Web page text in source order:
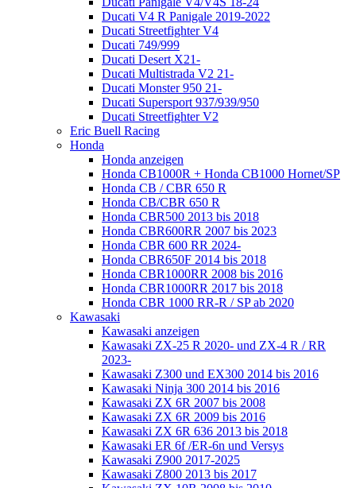
Ducati V4 R Panigale 2019-2022
Ducati Streetfighter V4
Ducati 749/999
Ducati Desert X21-
Ducati Multistrada V2 21-
Ducati Monster 950 21-
Ducati Supersport 937/939/950
Ducati Streetfighter V2
Eric Buell Racing
Honda
Honda anzeigen
Honda CB1000R + Honda CB1000 Hornet/SP
Honda CB / CBR 650 R
Honda CB/CBR 650 R
Honda CBR500 2013 bis 2018
Honda CBR600RR 2007 bis 2023
Honda CBR 600 RR 2024-
Honda CBR650F 2014 bis 2018
Honda CBR1000RR 2008 bis 2016
Honda CBR1000RR 2017 bis 2018
Honda CBR 1000 RR-R / SP ab 2020
Kawasaki
Kawasaki anzeigen
Kawasaki ZX-25 R 2020- und ZX-4 R / RR
2023-
Kawasaki Z300 und EX300 2014 bis 2016
Kawasaki Ninja 300 2014 bis 2016
Kawasaki ZX 6R 2007 bis 2008
Kawasaki ZX 6R 2009 bis 2016
Kawasaki ZX 6R 636 2013 bis 2018
Kawasaki ER 6f /ER-6n und Versys
Kawasaki Z900 2017-2025
Kawasaki Z800 2013 bis 2017